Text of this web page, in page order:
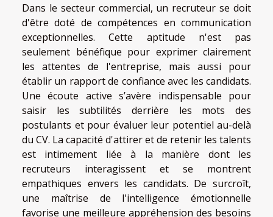
Dans le secteur commercial, un recruteur se doit
d'être doté de compétences en communication
exceptionnelles. Cette aptitude n'est pas
seulement bénéfique pour exprimer clairement
les attentes de l'entreprise, mais aussi pour
établir un rapport de confiance avec les candidats.
Une écoute active s’avère indispensable pour
saisir les subtilités derrière les mots des
postulants et pour évaluer leur potentiel au-delà
du CV. La capacité d'attirer et de retenir les talents
est intimement liée à la manière dont les
recruteurs interagissent et se montrent
empathiques envers les candidats. De surcroît,
une maîtrise de l'intelligence émotionnelle
favorise une meilleure appréhension des besoins